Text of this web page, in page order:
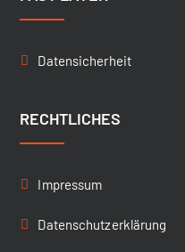
Datensicherheit
RECHTLICHES
Impressum
Datenschutzerklärung